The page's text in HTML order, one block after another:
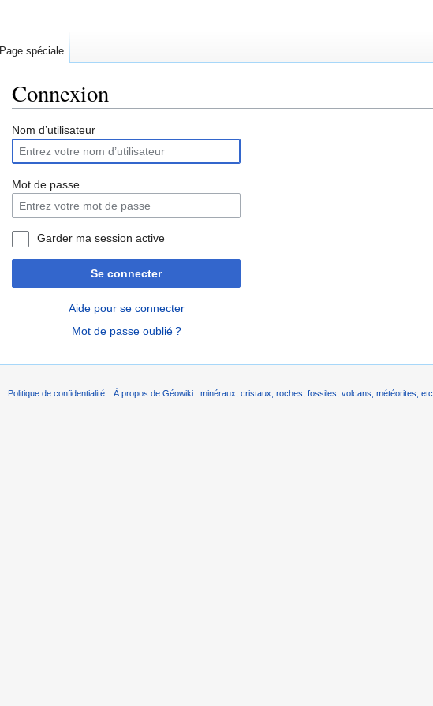
Connexion
Nom d’utilisateur
Mot de passe
Garder ma session active
Se connecter
Aide pour se connecter
Mot de passe oublié ?
Page spéciale
Politique de confidentialité À propos de Géowiki : minéraux, cristaux, roches, fossiles, volcans, météorites, etc.